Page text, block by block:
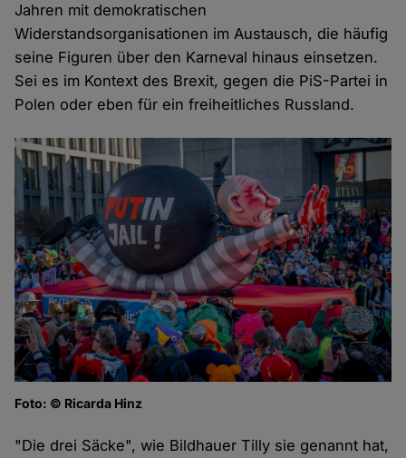
Jahren mit demokratischen
Widerstandsorganisationen im Austausch, die häufig
seine Figuren über den Karneval hinaus einsetzen.
Sei es im Kontext des Brexit, gegen die PiS-Partei in
Polen oder eben für ein freiheitliches Russland.
Foto: © Ricarda Hinz
"Die drei Säcke", wie Bildhauer Tilly sie genannt hat,